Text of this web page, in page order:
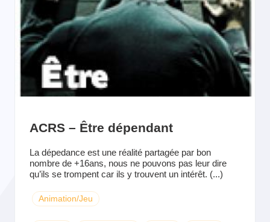
ACRS – Être dépendant
La dépedance est une réalité partagée par bon
nombre de +16ans, nous ne pouvons pas leur dire
qu’ils se trompent car ils y trouvent un intérêt. (...)
Animation/Jeu